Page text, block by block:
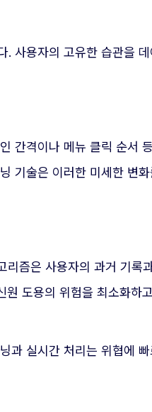
사용자의 고유한 습관을
간격이나 메뉴 클릭 순서
기술은 이러한 미세한 변
즘은 사용자의 과거 기록
도용의 위험을 최소화하
과 실시간 처리는 위협에